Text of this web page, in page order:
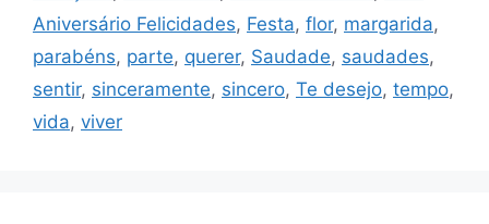
Aniversário Felicidades, Festa, flor, margarida,
parabéns, parte, querer, Saudade, saudades,
sentir, sinceramente, sincero, Te desejo, tempo,
vida, viver